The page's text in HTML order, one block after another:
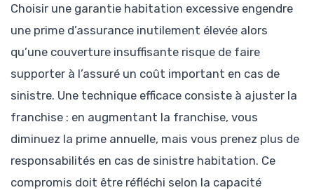
Choisir une garantie habitation excessive engendre
une prime d’assurance inutilement élevée alors
qu’une couverture insuffisante risque de faire
supporter à l’assuré un coût important en cas de
sinistre. Une technique efficace consiste à ajuster la
franchise : en augmentant la franchise, vous
diminuez la prime annuelle, mais vous prenez plus de
responsabilités en cas de sinistre habitation. Ce
compromis doit être réfléchi selon la capacité